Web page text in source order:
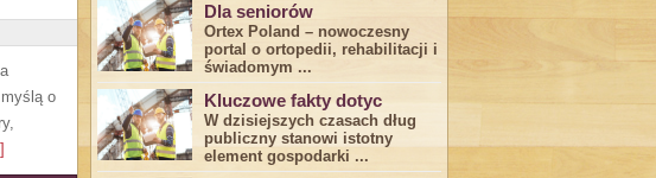
o
Dla seniorów
Ortex Poland – nowoczesny
portal o ortopedii, rehabilitacji i
świadomym ...
Kluczowe fakty dotyc
W dzisiejszych czasach dług
publiczny stanowi istotny
element gospodarki ...